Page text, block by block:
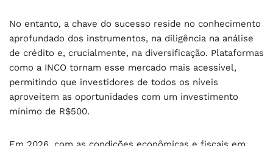
No entanto, a chave do sucesso reside no conhecimento
aprofundado dos instrumentos, na diligência na análise
de crédito e, crucialmente, na diversificação. Plataformas
como a INCO tornam esse mercado mais acessível,
permitindo que investidores de todos os níveis
aproveitem as oportunidades com um investimento
mínimo de R$500.